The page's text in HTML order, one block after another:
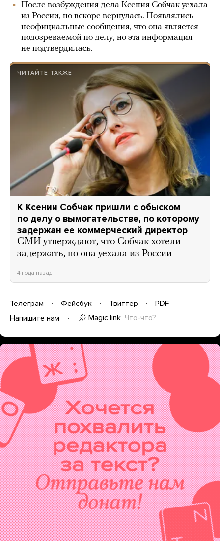
После возбуждения дела Ксения Собчак уехала
из России, но вскоре вернулась. Появлялись
неофициальные сообщения, что она является
подозреваемой по делу, но эта информация
не подтвердилась.
ЧИТАЙТЕ ТАКЖЕ
К Ксении Собчак пришли с обыском
по делу о вымогательстве, по которому
задержан ее коммерческий директор
СМИ утверждают, что Собчак хотели
задержать, но она уехала из России
4 года назад
Телеграм Фейсбук Твиттер
PDF
Напишите нам
Magic link Что-что?